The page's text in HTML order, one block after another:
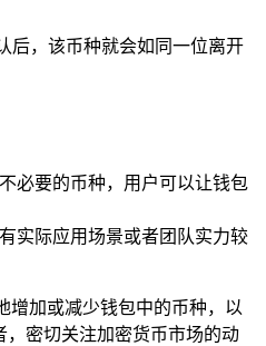
后，该币种就会如同一位离开
必要的币种，用户可以让钱包
实际应用场景或者团队实力较
增加或减少钱包中的币种，以
密切关注加密货币市场的动